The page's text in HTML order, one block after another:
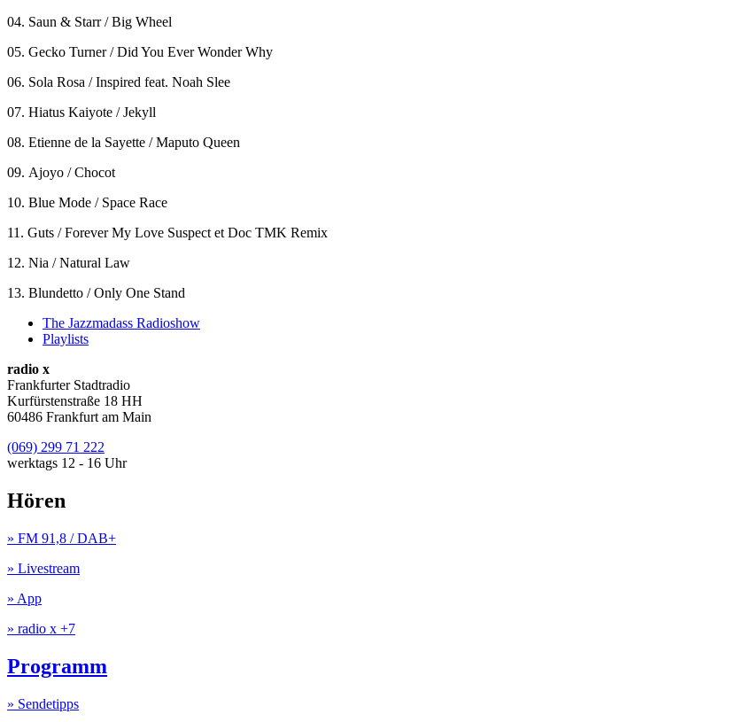
04. Saun & Starr / Big Wheel
05. Gecko Turner / Did You Ever Wonder Why
06. Sola Rosa / Inspired feat. Noah Slee
07. Hiatus Kaiyote / Jekyll
08. Etienne de la Sayette / Maputo Queen
09. Ajoyo / Chocot
10. Blue Mode / Space Race
11. Guts / Forever My Love Suspect et Doc TMK Remix
12. Nia / Natural Law
13. Blundetto / Only One Stand
The Jazzmadass Radioshow
Playlists
radio x
Frankfurter Stadtradio
Kurfürstenstraße 18 HH
60486 Frankfurt am Main
(069) 299 71 222
werktags 12 - 16 Uhr
Hören
» FM 91,8 / DAB+
» Livestream
» App
» radio x +7
Programm
» Sendetipps